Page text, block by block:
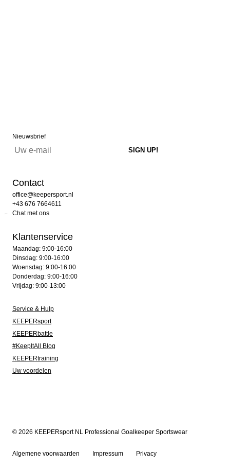
Nieuwsbrief
Contact
office@keepersport.nl
+43 676 7664611
Chat met ons
Klantenservice
Maandag: 9:00-16:00
Dinsdag: 9:00-16:00
Woensdag: 9:00-16:00
Donderdag: 9:00-16:00
Vrijdag: 9:00-13:00
Service & Hulp
KEEPERsport
KEEPERbattle
#KeepItAll Blog
KEEPERtraining
Uw voordelen
© 2026 KEEPERsport NL Professional Goalkeeper Sportswear
Algemene voorwaarden Impressum Privacy